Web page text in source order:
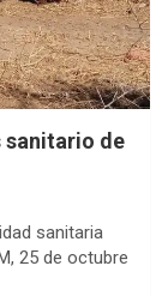
sanitario de
sanitaria
25 de octubre